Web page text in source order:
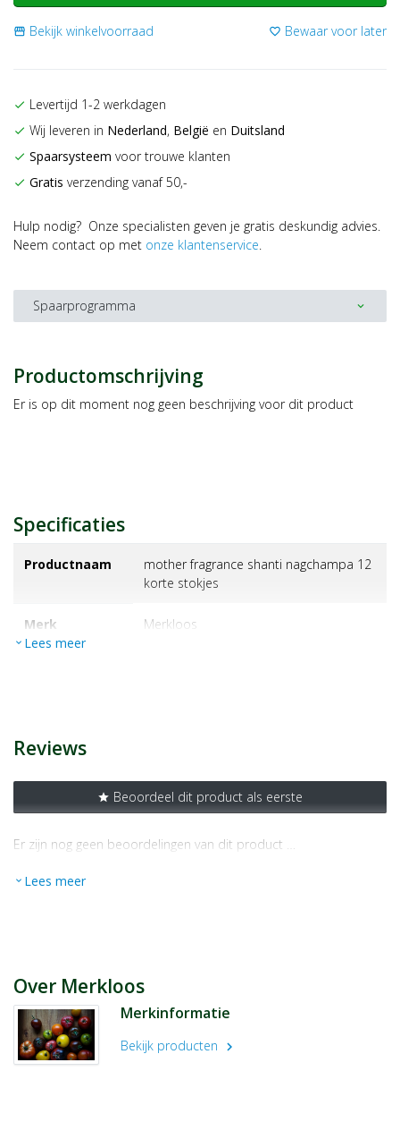
storefront Bekijk winkelvoorraad favorite_border Bewaar voor later
check Levertijd 1-2 werkdagen
check Wij leveren in Nederland, België en Duitsland
check Spaarsysteem voor trouwe klanten
check Gratis verzending vanaf 50,-
Hulp nodig? Onze specialisten geven je gratis deskundig advies.
Neem contact op met onze klantenservice.
Spaarprogramma expand_more
Productomschrijving
Er is op dit moment nog geen beschrijving voor dit product
Specificaties
Productnaam
mother fragrance shanti nagchampa 12
korte stokjes
Merk merkloos
expand_more Lees meer
Reviews
star Beoordeel dit product als eerste
Er zijn nog geen beoordelingen van dit product …
expand_more Lees meer
Over Merkloos
Merkinformatie
Bekijk producten chevron_right